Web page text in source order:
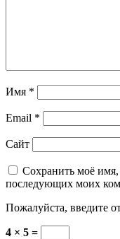
Имя *
Email *
Сайт
Сохранить моё имя,
последующих моих
Пожалуйста, введите
4 × 5 =